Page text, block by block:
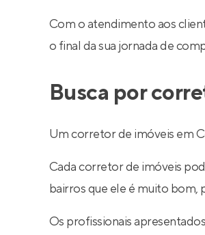
Com o atendimento aos
o final da sua jornada de
Busca por
Um corretor de imóveis em
Cada corretor de imóveis
bairros que ele é muito bom,
Os profissionais